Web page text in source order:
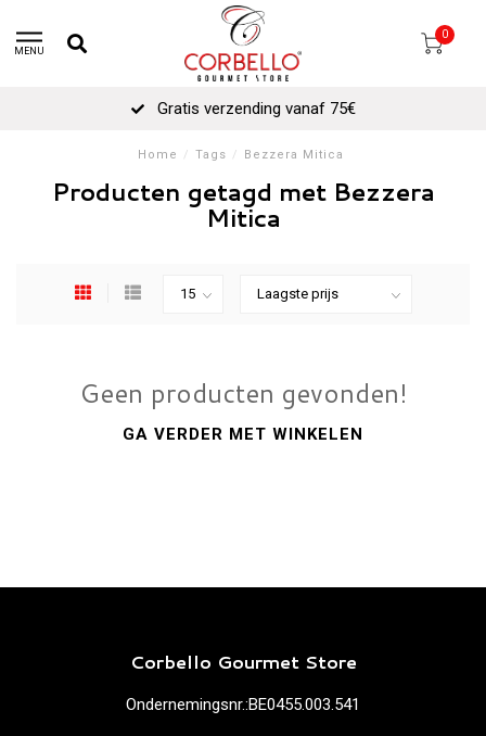
MENU
0
Gratis verzending vanaf 75€
Home / Tags / Bezzera Mitica
Producten getagd met Bezzera
Mitica
Geen producten gevonden!
GA VERDER MET WINKELEN
Corbello Gourmet Store
Ondernemingsnr.:BE0455.003.541